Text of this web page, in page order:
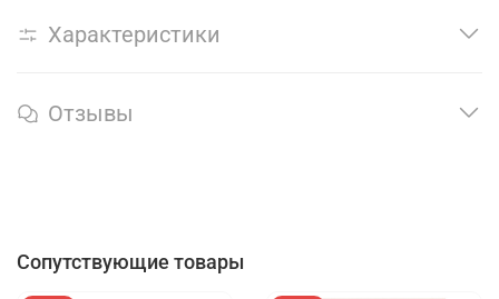
Характеристики
Отзывы
Сопутствующие товары